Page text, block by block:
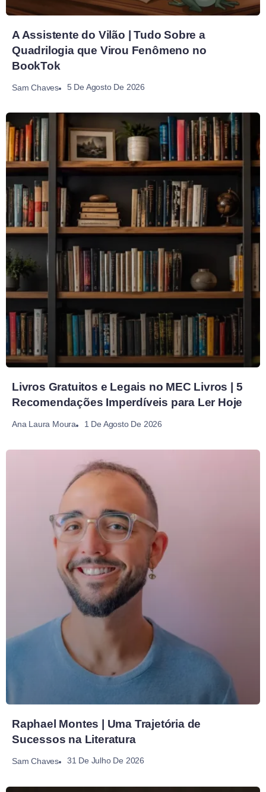
A Assistente do Vilão | Tudo Sobre a
Quadrilogia que Virou Fenômeno no
BookTok
Sam Chaves 5 De Agosto De 2026
Livros Gratuitos e Legais no MEC Livros | 5
Recomendações Imperdíveis para Ler Hoje
Ana Laura Moura 1 De Agosto De 2026
Raphael Montes | Uma Trajetória de
Sucessos na Literatura
Sam Chaves 31 De Julho De 2026